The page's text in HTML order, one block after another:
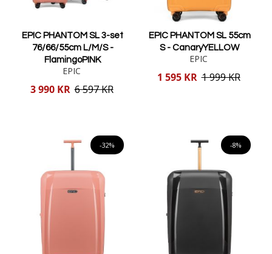
EPIC PHANTOM SL 3-set
76/66/55cm L/M/S -
FlamingoPINK
EPIC
Reducerat
3 990 KR 6 597 KR
EPIC PHANTOM SL 55cm
S - CanaryYELLOW
EPIC
Reducerat
1 595 KR 1 999 KR
-32% -8%